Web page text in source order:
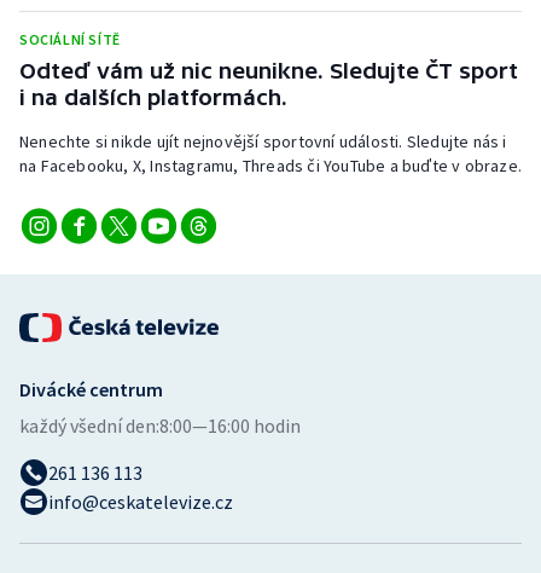
SOCIÁLNÍ SÍTĚ
Odteď vám už nic neunikne. Sledujte ČT sport
i na dalších platformách.
Nenechte si nikde ujít nejnovější sportovní události. Sledujte nás i
na Facebooku, X, Instagramu, Threads či YouTube a buďte v obraze.
Divácké centrum
každý všední den:8:00—16:00 hodin
261 136 113
info@ceskatelevize.cz